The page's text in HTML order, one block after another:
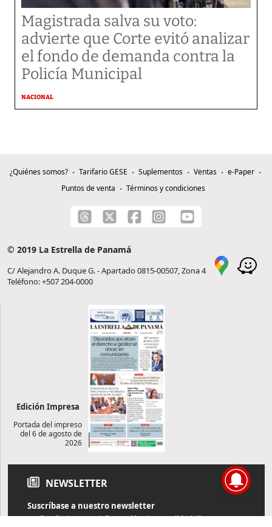
Magistrada salva su voto:
advierte que Corte evitó analizar
el fondo de demanda contra la
Policía Municipal
NACIONAL
¿Quiénes somos? Tarifario GESE Suplementos Ventas
e-Paper
Puntos de venta
Términos y condiciones
© 2019 La Estrella de Panamá
C/ Alejandro A. Duque G. - Apartado 0815-00507, Zona 4
Teléfono: +507 204-0000
Edición Impresa
Portada del impreso
del 6 de agosto de
2026
NEWSLETTER
Suscríbase a nuestro newsletter
Reciba diariamente información de actualidad directamente en